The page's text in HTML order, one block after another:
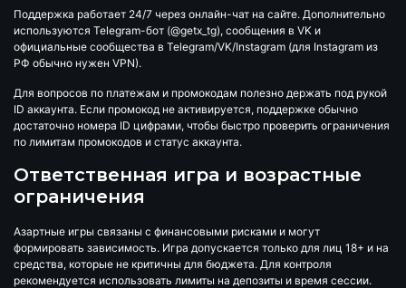
Поддержка работает 24/7 через онлайн-чат на сайте. Дополнительно
используются Telegram-бот (@getx_tg), сообщения в VK и
официальные сообщества в Telegram/VK/Instagram (для Instagram из
РФ обычно нужен VPN).
Для вопросов по платежам и промокодам полезно держать под рукой
ID аккаунта. Если промокод не активируется, поддержке обычно
достаточно номера ID цифрами, чтобы быстро проверить ограничения
по лимитам промокодов и статус аккаунта.
Ответственная игра и возрастные
ограничения
Азартные игры связаны с финансовыми рисками и могут
формировать зависимость. Игра допускается только для лиц 18+ и на
средства, которые не критичны для бюджета. Для контроля
рекомендуется использовать лимиты на депозиты и время сессии.